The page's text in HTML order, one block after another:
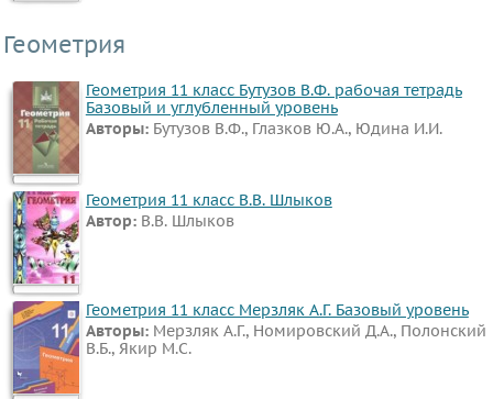
Геометрия
Геометрия 11 класс Бутузов В.Ф. рабочая тетрадь
Базовый и углубленный уровень
Авторы: Бутузов В.Ф., Глазков Ю.А., Юдина И.И.
Геометрия 11 класс В.В. Шлыков
Автор: В.В. Шлыков
Геометрия 11 класс Мерзляк А.Г. Базовый уровень
Авторы: Мерзляк А.Г., Номировский Д.А., Полонский
В.Б., Якир М.С.